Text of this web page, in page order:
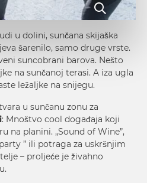
u dolini, sunčana skijaška
šarenilo, samo druge vrste.
suncobrani barova. Nešto
na sunčanoj terasi. A iza ugla
ležaljke na snijegu.
u sunčanu zonu za
: Mnoštvo cool događaja koji
na planini. „Sound of Wine”,
” ili potraga za uskršnjim
– proljeće je živahno